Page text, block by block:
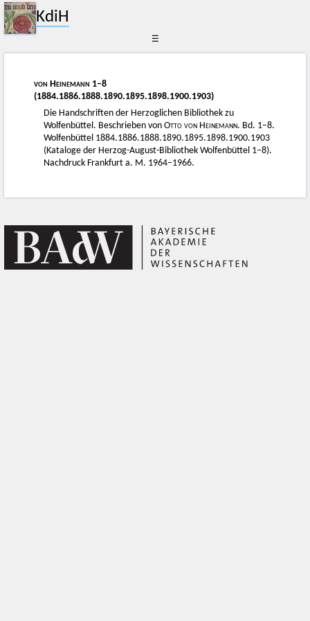
KdiH
☰
von Heinemann 1–8
(1884.1886.1888.1890.1895.1898.1900.1903)
Die Handschriften der Herzoglichen Bibliothek zu
Wolfenbüttel. Beschrieben vonOtto von Heinemann. Bd. 1–8.
Wolfenbüttel 1884.1886.1888.1890.1895.1898.1900.1903
(Kataloge der Herzog-August-Bibliothek Wolfenbüttel 1–8).
Nachdruck Frankfurt a. M. 1964–1966.